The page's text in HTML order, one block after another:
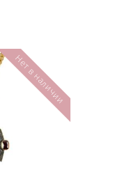
Нет в наличии